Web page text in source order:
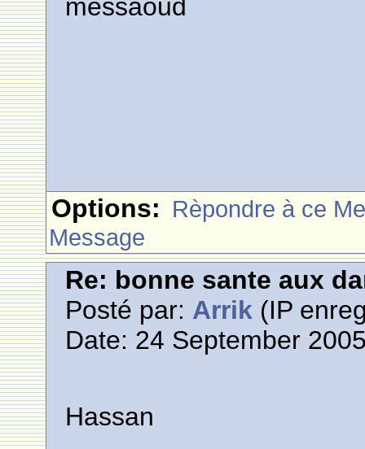
messaoud
Options: Rèpondre à ce
Message
Re: bonne sante aux
Posté par: Arrik (IP
Date: 24 September
Hassan